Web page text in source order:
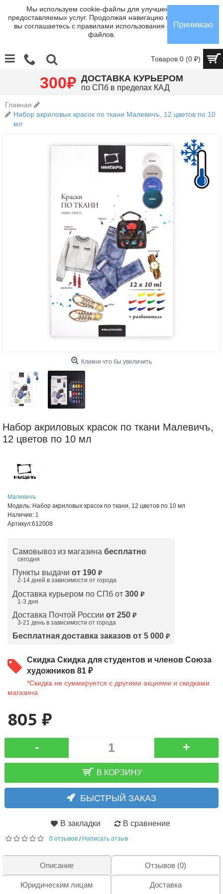
Мы используем cookie-файлы для улучшения
предоставляемых услуг. Продолжая навигацию по сайту,
вы соглашаетесь с правилами использования cookie-
файлов.
Принимаю
Товаров 0 (0 ₽)
300₽ ДОСТАВКА КУРЬЕРОМ
по СПб в пределах КАД
Главная
Набор акриловых красок по ткани Малевичъ, 12 цветов по 10
мл
Кликни что бы увеличить
Набор акриловых красок по ткани Малевичъ,
12 цветов по 10 мл
Малевичъ
Модель: Набор акриловых красок по ткани, 12 цветов по 10 мл
Наличие: 1
Артикул:612008
Самовывоз из магазина бесплатно
сегодня
Пункты выдачи от 190 ₽
2-14 дней в зависимости от города
Доставка курьером по СПб от 300 ₽
1-3 дня
Доставка Почтой России от 250 ₽
3-21 день в зависимости от города
Бесплатная доставка заказов от 5 000 ₽
Скидка Скидка для студентов и членов Союза
художников 81 ₽
*Скидка не суммируется с другими акциями и скидками
магазина
805 ₽
- +
В КОРЗИНУ
БЫСТРЫЙ ЗАКАЗ
В закладки В сравнение
0 отзывов / Написать отзыв
Описание Отзывов (0)
Юридическим лицам Доставка